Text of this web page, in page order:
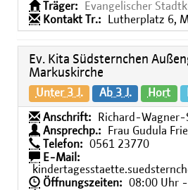
Träger:
Evangelischer
Kontakt Tr.:
Lutherplatz 6,
Ev. Kita Südsternchen
Markuskirche
Unter 3 J. Ab 3 J. Hort
Anschrift:
Richard-
Ansprechp.:
Frau Gudula
Telefon:
0561 23770
E-Mail:
Öffnungszeiten:
08:00 Uhr